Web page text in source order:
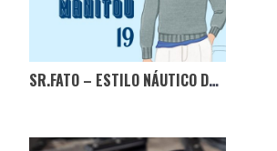
SR.FATO – ESTILO NÁUTICO DE JFK